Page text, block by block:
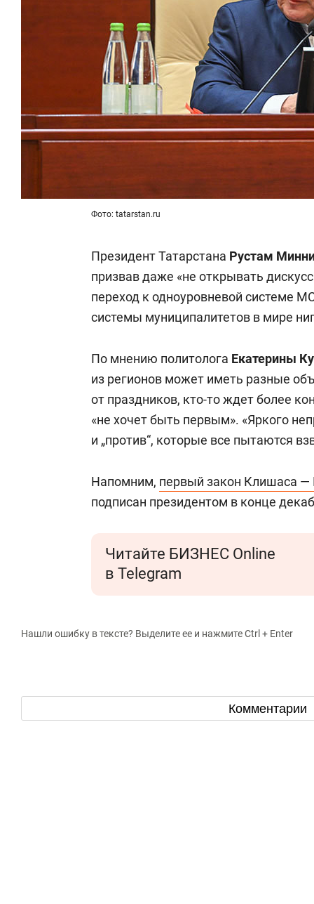
Фото: tatarstan.ru
Президент Татарстана Рустам
призвав даже «не открывать
переход к одноуровневой системе
системы муниципалитетов в мире
По мнению политолога Екатерины
из регионов может иметь разные
от праздников, кто-то ждет более
«не хочет быть первым». «Яркого
и „против“, которые все пытаются
Напомним, первый закон Клишаса
подписан президентом в конце
Читайте БИЗНЕС Online
в Telegram
Нашли ошибку в тексте? Выделите ее и нажмите Ctrl + Enter
Комментарии